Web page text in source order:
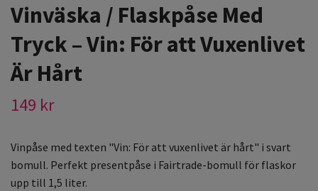
Vinväska / Flaskpåse Med
Tryck – Vin: För att Vuxenlivet
Är Hårt
149 kr
Vinpåse med texten "Vin: För att vuxenlivet är hårt" i svart
bomull. Perfekt presentpåse i Fairtrade-bomull för flaskor
upp till 1,5 liter.